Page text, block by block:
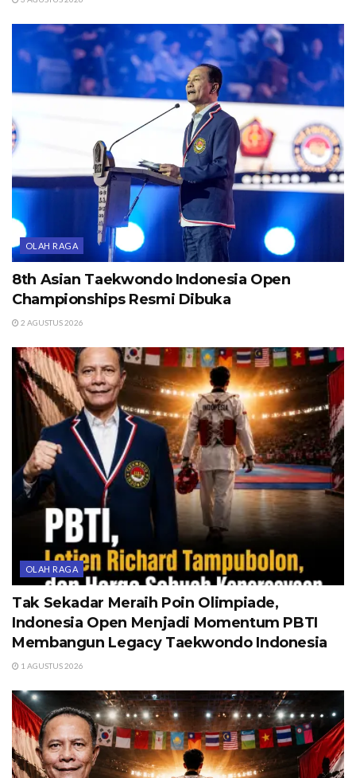
OLAH RAGA
8th Asian Taekwondo Indonesia Open
Championships Resmi Dibuka
2 AGUSTUS 2026
OLAH RAGA
Tak Sekadar Meraih Poin Olimpiade,
Indonesia Open Menjadi Momentum PBTI
Membangun Legacy Taekwondo Indonesia
1 AGUSTUS 2026